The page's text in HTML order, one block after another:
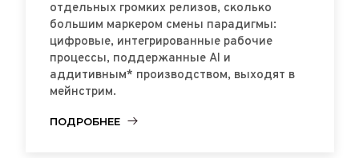
отдельных громких релизов, сколько
большим маркером смены парадигмы:
цифровые, интегрированные рабочие
процессы, поддержанные AI и
аддитивным* производством, выходят в
мейнстрим.
ПОДРОБНЕЕ